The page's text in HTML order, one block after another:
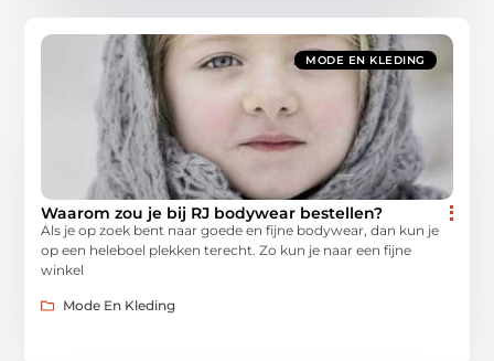
MODE EN KLEDING
Waarom zou je bij RJ bodywear bestellen?
Als je op zoek bent naar goede en fijne bodywear, dan kun je
op een heleboel plekken terecht. Zo kun je naar een fijne
winkel
Mode En Kleding